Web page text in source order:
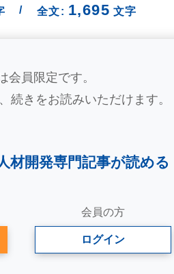
/ 全文: 1,695 文字
会員限定です。
続きをお読みいただけます。
材開発専門記事が読める
会員の方
ログイン